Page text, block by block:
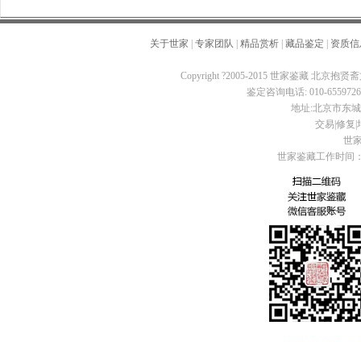
关于世家 专家团队 精品赏析 藏品鉴定 资质
Copyright ?2005-2015 世家鉴藏 北京抱贤
鉴定咨询电话: 010-
地址:北京市东
交易|修复|
世
世家鉴藏工作时间